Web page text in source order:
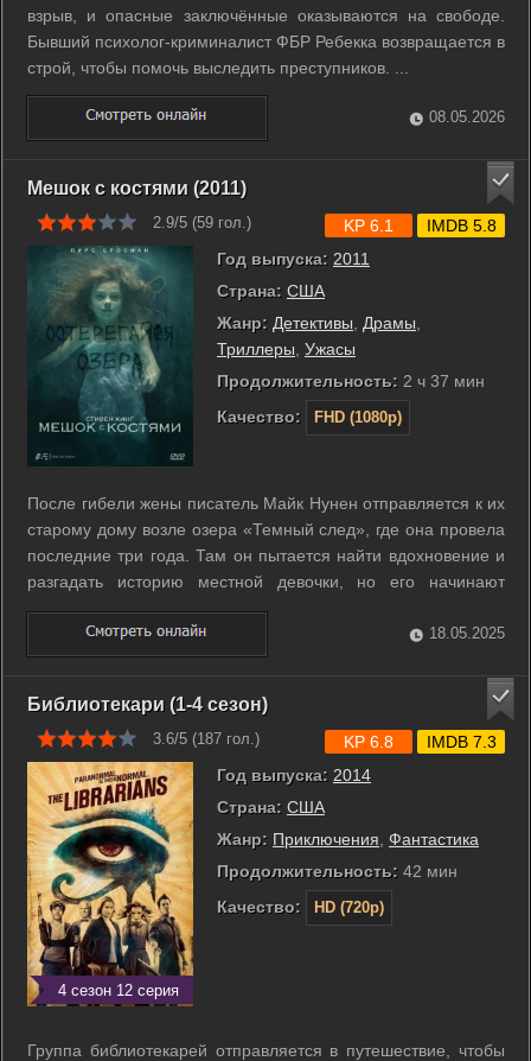
взрыв, и опасные заключённые оказываются на свободе.
Бывший психолог-криминалист ФБР Ребекка возвращается в
строй, чтобы помочь выследить преступников. ...
08.05.2026
Мешок с костями (2011)
2.9/5 (59 гол.)
Год выпуска: 2011
Страна: США
Жанр: Детективы Драмы
Триллеры Ужасы
Продолжительность: 2 ч 37 мин
Качество:
FHD (1080p)
KP 6.1 IMDB 5.8
После гибели жены писатель Майк Нунен отправляется к их
старому дому возле озера «Темный след», где она провела
последние три года. Там он пытается найти вдохновение и
разгадать историю местной девочки, но его начинают
преследовать реалистические кошмары. Его жена пытается
его уберечь, но кроме неё с потустороннего мира к Майку
тянутся и другие... ...
18.05.2025
Библиотекари (1-4 сезон)
3.6/5 (187 гол.)
4 сезон 12 серия
Год выпуска: 2014
Страна: США
Жанр: Приключения, Фантастика
Продолжительность: 42 мин
Качество:
HD (720p)
KP 6.8 IMDB 7.3
Группа библиотекарей отправляется в путешествие, чтобы